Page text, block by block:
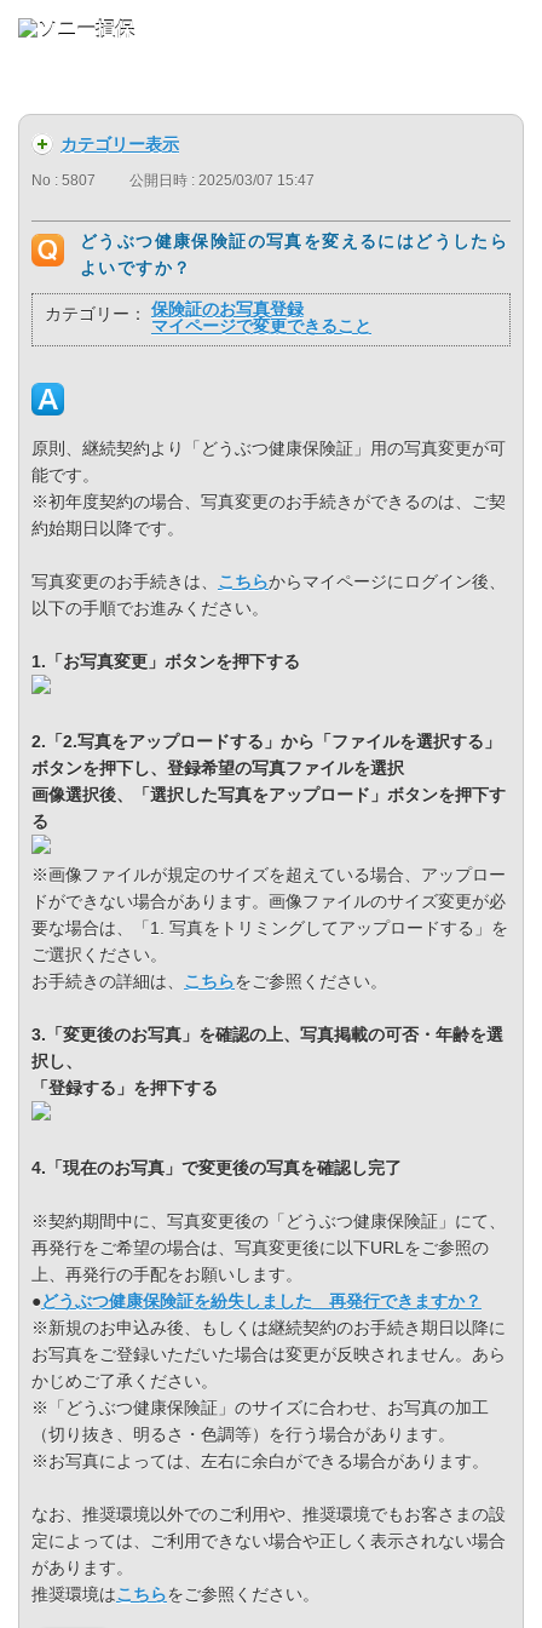
カテゴリー表示
No : 5807 公開日時 : 2025/03/07 15:47
どうぶつ健康保険証の写真を変えるにはどうしたら
よいですか？
カテゴリー：
保険証のお写真登録
マイページで変更できること
原則、継続契約より「どうぶつ健康保険証」用の写真変更が可
能です。
※初年度契約の場合、写真変更のお手続きができるのは、ご契
約始期日以降です。
写真変更のお手続きは、 こちらからマイページにログイン後、
以下の手順でお進みください。
1.「お写真変更」ボタンを押下する
2.「2.写真をアップロードする」から「ファイルを選択する」
ボタンを押下し、登録希望の写真ファイルを選択
画像選択後、「選択した写真をアップロード」ボタンを押下す
る
※画像ファイルが規定のサイズを超えている場合、アップロー
ドができない場合があります。画像ファイルのサイズ変更が必
要な場合は、「1. 写真をトリミングしてアップロードする」を
ご選択ください。
お手続きの詳細は、 こちらをご参照ください。
3.「変更後のお写真」を確認の上、写真掲載の可否・年齢を選
択し、
「登録する」を押下する
4.「現在のお写真」で変更後の写真を確認し完了
※契約期間中に、写真変更後の「どうぶつ健康保険証」にて、
再発行をご希望の場合は、写真変更後に以下URLをご参照の
上、再発行の手配をお願いします。
●どうぶつ健康保険証を紛失しました 再発行できますか？
※新規のお申込み後、もしくは継続契約のお手続き期日以降に
お写真をご登録いただいた場合は変更が反映されません。あら
かじめご了承ください。
※「どうぶつ健康保険証」のサイズに合わせ、お写真の加工
（切り抜き、明るさ・色調等）を行う場合があります。
※お写真によっては、左右に余白ができる場合があります。
なお、推奨環境以外でのご利用や、推奨環境でもお客さまの設
定によっては、ご利用できない場合や正しく表示されない場合
があります。
推奨環境はこちらをご参照ください。